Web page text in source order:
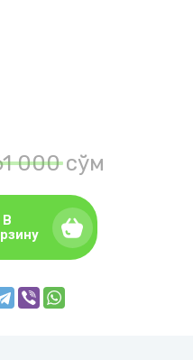
000сўм
В